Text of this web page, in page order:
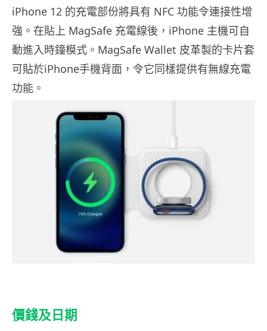
iPhone 12 的充電部份將具有 NFC 功能令連接性增
強。在貼上 MagSafe 充電線後，iPhone 主機可自
動進入時鐘模式。MagSafe Wallet 皮革製的卡片套
可貼於iPhone手機背面，令它同樣提供有無線充電
功能。
價錢及日期